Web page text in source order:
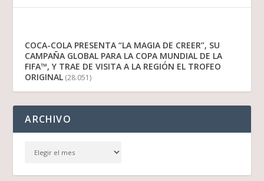
COCA-COLA PRESENTA “LA MAGIA DE CREER”, SU
CAMPAÑA GLOBAL PARA LA COPA MUNDIAL DE LA
FIFA™, Y TRAE DE VISITA A LA REGIÓN EL TROFEO
ORIGINAL (28.051)
ARCHIVO